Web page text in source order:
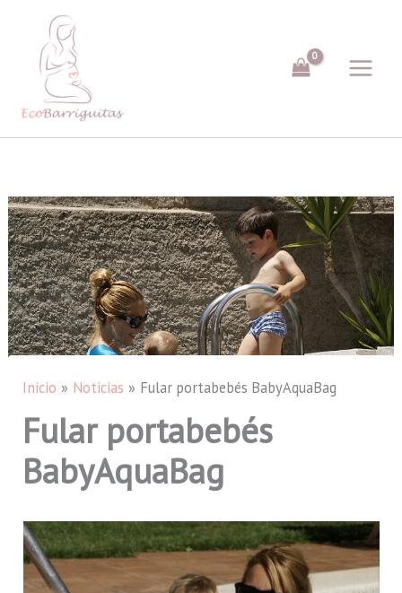
contenido
Inicio Noticias Fular portabebés BabyAquaBag
Fular portabebés
BabyAquaBag